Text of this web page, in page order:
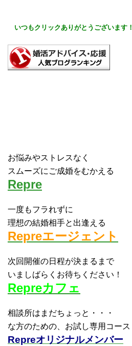
いつもクリックありがとうございます！
お悩みやストレスなく
スムーズにご成婚をむかえる
Repre
一度もフラれずに
理想の結婚相手と出逢える
Repreエージェント
次回開催の日程が決まるまで
いましばらくお待ちください！
Repreカフェ
相談所はまだちょっと・・・
な方のための、お試し専用コース
Repreオリジナルメンバー